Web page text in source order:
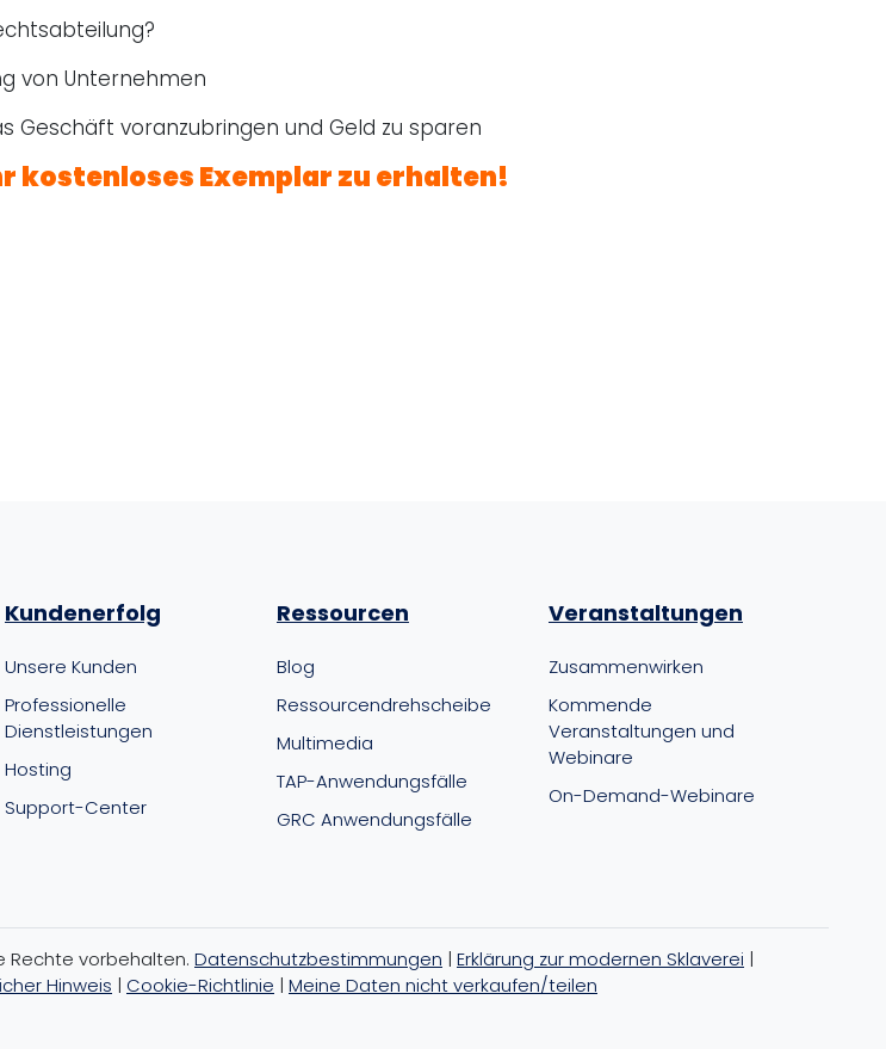
von Unternehmen
voranzubringen und Geld zu sparen
kostenloses Exemplar zu erhalten!
Kundenerfolg
Unsere Kunden
Professionelle
Dienstleistungen
Hosting
Support-Center
Ressourcen
Blog
Ressourcendrehscheibe
Multimedia
TAP-Anwendungsfälle
GRC Anwendungsfälle
Veranstaltungen
Zusammenwirken
Kommende
Veranstaltungen und
Webinare
On-Demand-Webinare
Rechte vorbehalten. Datenschutzbestimmungen | Erklärung zur modernen Sklaverei |
Hinweis | Cookie-Richtlinie | Meine Daten nicht verkaufen/teilen